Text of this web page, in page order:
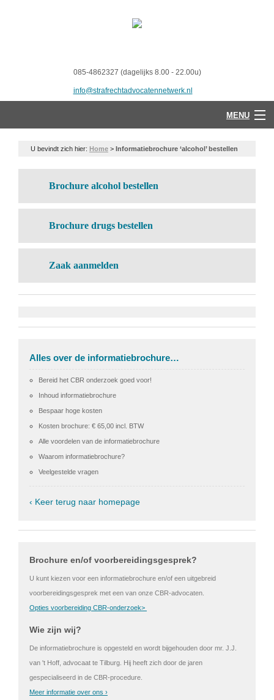
085-4862327 (dagelijks 8.00 - 22.00u)
info@strafrechtadvocatennetwerk.nl
MENU
U bevindt zich hier: Home > Informatiebrochure ‘alcohol’ bestellen
Brochure alcohol bestellen
Brochure drugs bestellen
Zaak aanmelden
Alles over de informatiebrochure…
Bereid het CBR onderzoek goed voor!
Inhoud informatiebrochure
Bespaar hoge kosten
Kosten brochure: € 65,00 incl. BTW
Alle voordelen van de informatiebrochure
Waarom informatiebrochure?
Veelgestelde vragen
‹ Keer terug naar homepage
Brochure en/of voorbereidingsgesprek?
U kunt kiezen voor een informatiebrochure en/of een uitgebreid
voorbereidingsgesprek met een van onze CBR-advocaten.
Opties voorbereiding CBR-onderzoek>
Wie zijn wij?
De informatiebrochure is opgesteld en wordt bijgehouden door mr. J.J.
van 't Hoff, advocaat te Tilburg. Hij heeft zich door de jaren
gespecialiseerd in de CBR-procedure.
Meer informatie over ons ›